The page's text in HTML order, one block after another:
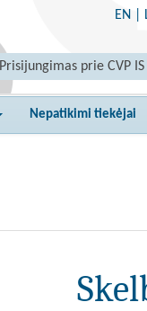
EN
Prisijungimas prie CVP IS
Nepatikimi tiekėjai